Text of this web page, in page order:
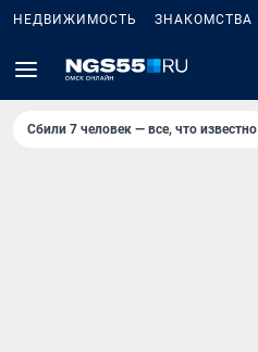
НЕДВИЖИМОСТЬ ЗНАКОМСТВА
Сбили 7 человек — все, что известно